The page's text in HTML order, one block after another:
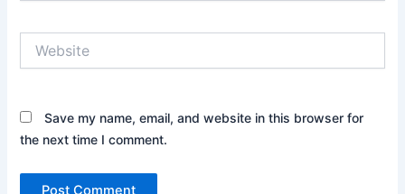
Save my name, email, and website in this browser for
the next time I comment.